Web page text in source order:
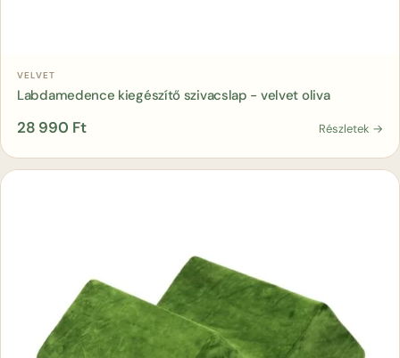
Kosárba
VELVET
Labdamedence kiegészítő szivacslap - velvet oliva
28 990 Ft Részletek →